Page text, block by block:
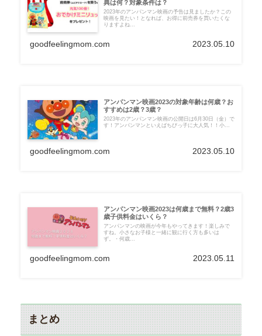
典は何？対象条件は？
2023年のアンパンマン映画の予告は見ましたか？この
映画を見たい！となれば、お得に前売券を買いたくな
りますよね...
goodfeelingmom.com 2023.05.10
アンパンマン映画2023の対象年齢は何歳？お
すすめは2歳？3歳？
2023年のアンパンマン映画の公開日は6月30日（金）で
す！アンパンマンといえばちびっ子に大人気！！小...
goodfeelingmom.com 2023.05.10
アンパンマン映画2023は何歳まで無料？2歳3
歳子供料金はいくら？
アンパンマンの映画が今年もやってきます！楽しみで
すね。小さなお子様と一緒に観に行く方も多いは
ず。・何歳...
goodfeelingmom.com 2023.05.11
まとめ